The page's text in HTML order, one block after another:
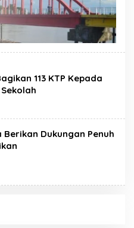
113 KTP Kepada
Berikan Dukungan Penuh